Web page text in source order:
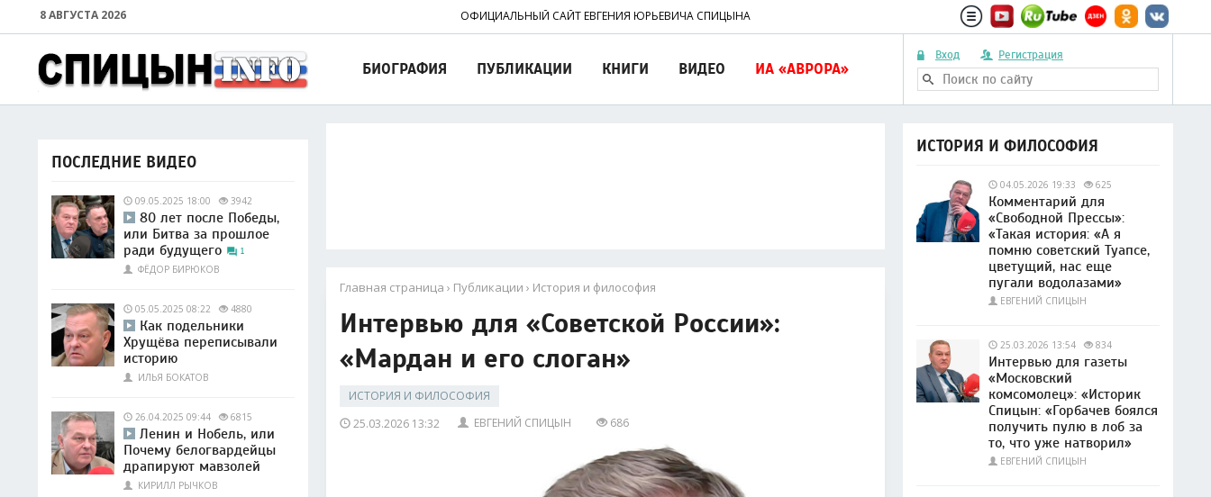
ОФИЦИАЛЬНЫЙ САЙТ ЕВГЕНИЯ ЮРЬЕВИЧА СПИЦЫНА РЕДАКЦИЯ: ТЕЛ.: +7 (495) 111 22 72 (ПН-ПТ 10:00-18:00)
8 АВГУСТА 2026
Вход Регистрация
БИОГРАФИЯ ПУБЛИКАЦИИ КНИГИ ВИДЕО ИА «АВРОРА»
ПОСЛЕДНИЕ ВИДЕО
09.05.2025 18:00 3942
80 лет после Победы,
или Битва за прошлое
ради будущего
1
ФЁДОР БИРЮКОВ
05.05.2025 08:22 4880
Как подельники
Хрущёва переписывали
историю
ИЛЬЯ БОКАТОВ
26.04.2025 09:44 6815
Ленин и Нобель, или
Почему белогвардейцы
драпируют мавзолей
КИРИЛЛ РЫЧКОВ
Главная страница › Публикации › История и философия
Интервью для «Советской России»:
«Мардан и его слоган»
ИСТОРИЯ И ФИЛОСОФИЯ
25.03.2026 13:32
ЕВГЕНИЙ СПИЦЫН 686
ИСТОРИЯ И ФИЛОСОФИЯ
04.05.2026 19:33 625
Комментарий для
«Свободной Прессы»:
«Такая история: «А я
помню советский Туапсе,
цветущий, нас еще
пугали водолазами»
ЕВГЕНИЙ СПИЦЫН
25.03.2026 13:54 834
Интервью для газеты
«Московский
комсомолец»: «Историк
Спицын: «Горбачев боялся
получить пулю в лоб за
то, что уже натворил»
ЕВГЕНИЙ СПИЦЫН